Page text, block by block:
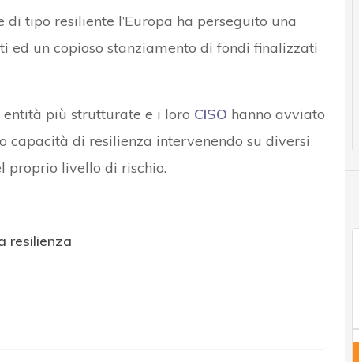
tipo resiliente l’Europa ha perseguito una
ed un copioso stanziamento di fondi finalizzati
più strutturate e i loro CISO hanno avviato
di resilienza intervenendo su diversi
proprio livello di rischio.
resilienza